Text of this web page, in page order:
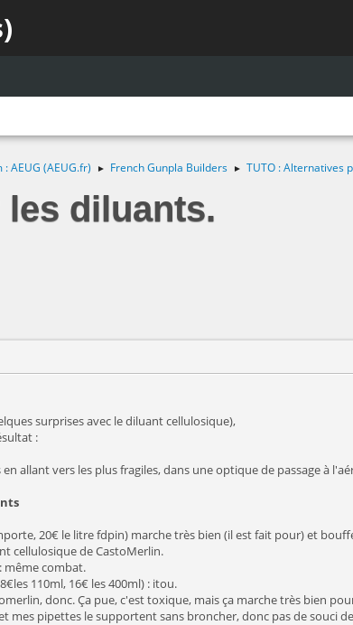
AEUG (AEUG.fr) ► French Gunpla Builders ► TUTO : Alternatives
diluants.
surprises avec le diluant cellulosique),
:
allant vers les plus fragiles, dans une optique de passage à
20€ le litre fdpin) marche très bien (il est fait pour) et
cellulosique de CastoMerlin.
même combat.
110ml, 16€ les 400ml) : itou.
donc. Ça pue, c'est toxique, mais ça marche très bien
mes pipettes le supportent sans broncher, donc pas de souci